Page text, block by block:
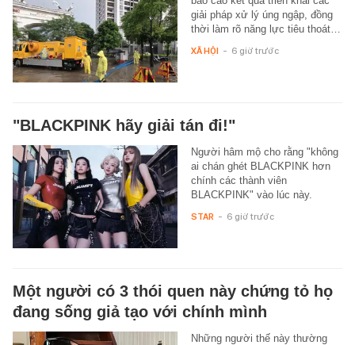
giải pháp xử lý úng ngập, đồng
thời làm rõ năng lực tiêu thoát…
XÃ HỘI - 6 giờ trước
"BLACKPINK hãy giải tán đi!"
Người hâm mộ cho rằng "không
ai chán ghét BLACKPINK hơn
chính các thành viên
BLACKPINK" vào lúc này.
STAR - 6 giờ trước
Một người có 3 thói quen này chứng tỏ họ
đang sống giả tạo với chính mình
Những người thế này thường